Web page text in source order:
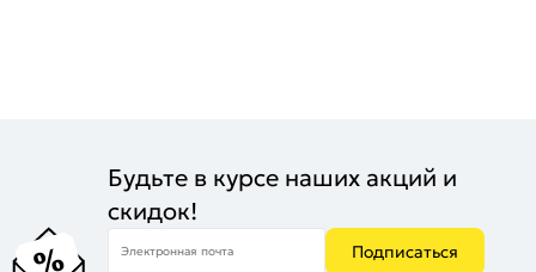
Будьте в курсе наших акций и
скидок!
Электронная почта Подписаться